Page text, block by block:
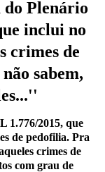
do Plenário
inclui no
crimes de
sabem,
1.776/2015, que
de pedofilia. Pra
crimes de
com grau de